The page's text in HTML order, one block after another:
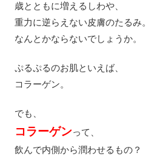
歳とともに増えるしわや、
重力に逆らえない皮膚のたるみ。
なんとかならないでしょうか。
ぷるぷるのお肌といえば、
コラーゲン。
でも、
コラーゲンって、
飲んで内側から潤わせるもの？